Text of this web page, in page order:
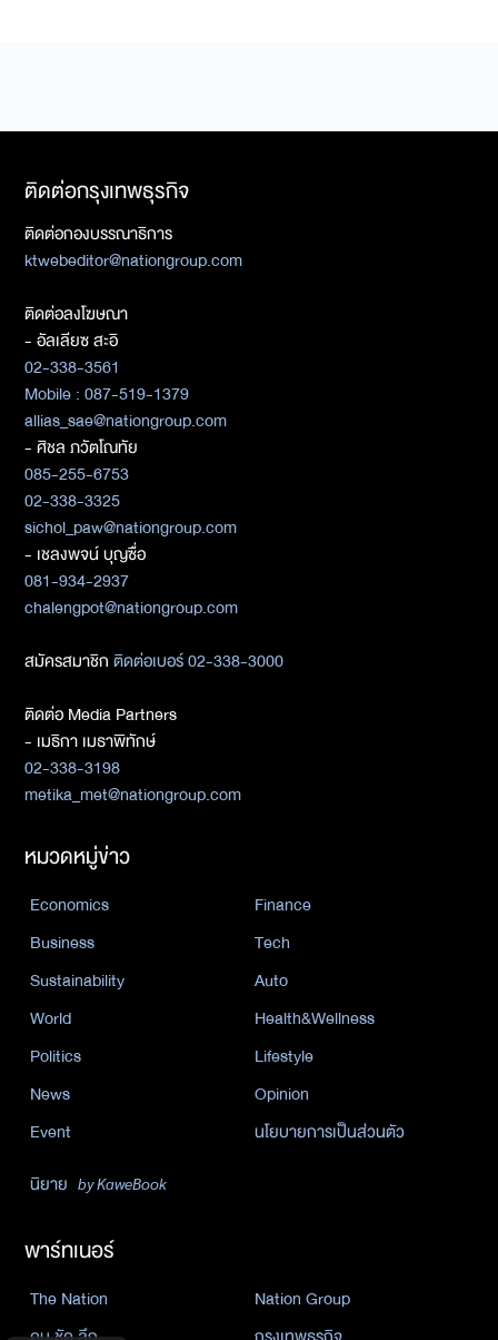
ติดต่อกรุงเทพธุรกิจ
ติดต่อกองบรรณาธิการ
ktwebeditor@nationgroup.com
ติดต่อลงโฆษณา
- อัลเลียซ สะอิ
02-338-3561
Mobile : 087-519-1379
allias_sae@nationgroup.com
- ศิชล ภวัตโณทัย
085-255-6753
02-338-3325
sichol_paw@nationgroup.com
- เชลงพจน์ บุญซื่อ
081-934-2937
chalengpot@nationgroup.com
สมัครสมาชิกติดต่อเบอร์ 02-338-3000
ติดต่อ Media Partners
- เมธิกา เมธาพิทักษ์
02-338-3198
metika_met@nationgroup.com
หมวดหมู่ข่าว
Economics
Finance
Business
Tech
Sustainability
Auto
World
Health&Wellness
Politics
Lifestyle
News
Opinion
Event
นโยบายการเป็นส่วนตัว
นิยาย by KaweBook
พาร์ทเนอร์
The Nation
Nation Group